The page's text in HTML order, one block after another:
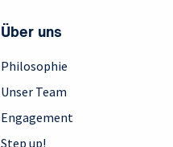
Über uns
Philosophie
Unser Team
Engagement
Step up!